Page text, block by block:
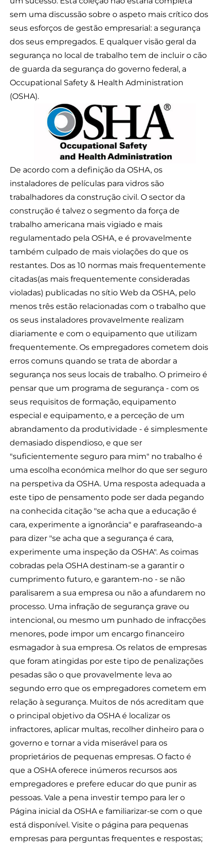
sem uma discussão sobre o aspeto mais crítico dos
seus esforços de gestão empresarial: a segurança
dos seus empregados. E qualquer visão geral da
segurança no local de trabalho tem de incluir o cão
de guarda da segurança do governo federal, a
Occupational Safety & Health Administration
(OSHA).
De acordo com a definição da OSHA, os
instaladores de películas para vidros são
trabalhadores da construção civil. O sector da
construção é talvez o segmento da força de
trabalho americana mais vigiado e mais
regulamentado pela OSHA, e é provavelmente
também culpado de mais violações do que os
restantes. Dos as 10 normas mais frequentemente
citadas(as mais frequentemente consideradas
violadas) publicadas no sítio Web da OSHA, pelo
menos três estão relacionadas com o trabalho que
os seus instaladores provavelmente realizam
diariamente e com o equipamento que utilizam
frequentemente. Os empregadores cometem dois
erros comuns quando se trata de abordar a
segurança nos seus locais de trabalho. O primeiro é
pensar que um programa de segurança - com os
seus requisitos de formação, equipamento
especial e equipamento, e a perceção de um
abrandamento da produtividade - é simplesmente
demasiado dispendioso, e que ser
"suficientemente seguro para mim" no trabalho é
uma escolha económica melhor do que ser seguro
na perspetiva da OSHA. Uma resposta adequada a
este tipo de pensamento pode ser dada pegando
na conhecida citação "se acha que a educação é
cara, experimente a ignorância" e parafraseando-a
para dizer "se acha que a segurança é cara,
experimente uma inspeção da OSHA". As coimas
cobradas pela OSHA destinam-se a garantir o
cumprimento futuro, e garantem-no - se não
paralisarem a sua empresa ou não a afundarem no
processo. Uma infração de segurança grave ou
intencional, ou mesmo um punhado de infracções
menores, pode impor um encargo financeiro
esmagador à sua empresa. Os relatos de empresas
que foram atingidas por este tipo de penalizações
pesadas são o que provavelmente leva ao
segundo erro que os empregadores cometem em
relação à segurança. Muitos de nós acreditam que
o principal objetivo da OSHA é localizar os
infractores, aplicar multas, recolher dinheiro para o
governo e tornar a vida miserável para os
proprietários de pequenas empresas. O facto é
que a OSHA oferece inúmeros recursos aos
empregadores e prefere educar do que punir as
pessoas. Vale a pena investir tempo para ler o
Página inicial da OSHAe familiarizar-se com o que
está disponível. Visite o página para pequenas
empresas para perguntas frequentes e respostas;